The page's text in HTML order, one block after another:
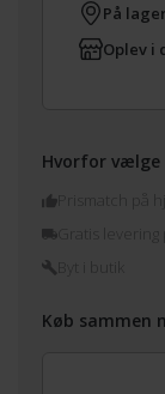
På
Oplev i
Hvorfor vælge
Prismatch på
Køb sammen